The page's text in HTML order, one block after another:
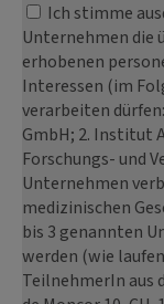
Ich stimme
Unternehmen die
erhobenen
Interessen (im
verarbeiten
GmbH; 2. Institut
Forschungs- und
Unternehmen
medizinischen
bis 3 genannten
werden (wie
TeilnehmerIn aus